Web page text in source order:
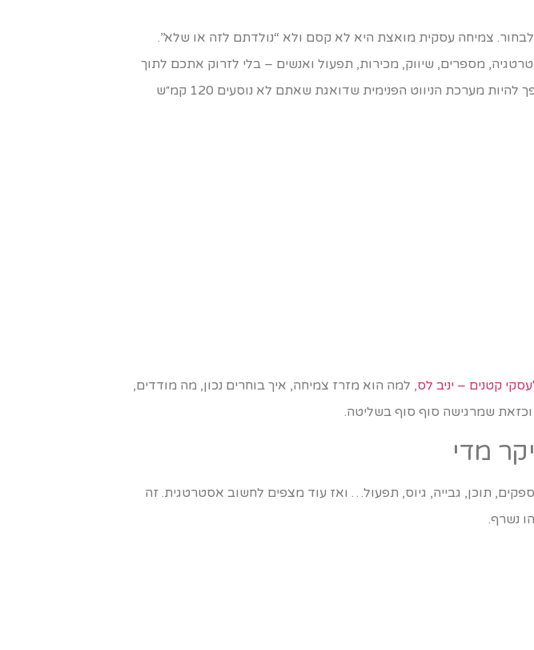
צמיחה עסקית מואצת היא לא קסם ולא “נולדתם לזה או שלא”.
מספרים, שיווק, מכירות, תפעול ואנשים – בלי לזרוק אתכם לתוך
מערבולת של משימות. במילים אחרות: אתם נשארים המנוע, היועץ/המלווה הופך להיות מערכת הניווט הפנימית שדואגת שאתם לא נוסעים 120 קמ״ש
קטנים – יניב לס, למה הוא מזרז צמיחה, איך בוחרים נכון, מה מודדים,
וכזאת שמרגישה סוף סוף בשליטה.
מדי
תוכן, גבייה, גיוס, תפעול… ואז עוד מצפים לחשוב אסטרטגית. זה
נשרף.